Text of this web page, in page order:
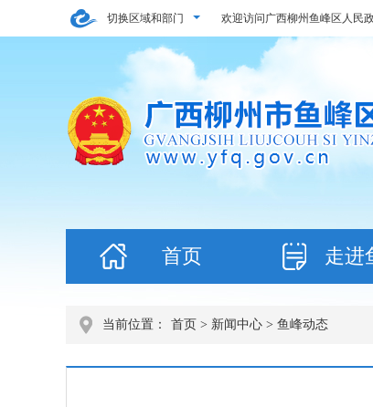
切换区域和部门 欢迎访问广西柳州鱼峰区人民
首页 走进
当前位置： 首页 > 新闻中心 > 鱼峰动态